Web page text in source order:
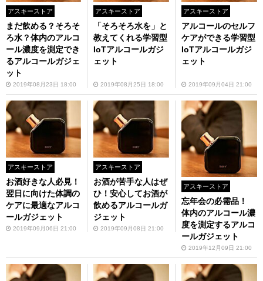
アスキーストア
まだ飲める？そろそ
ろ水？体内のアルコ
ール濃度を測定でき
るアルコールガジェ
ット
2019年08月23日 18:00
アスキーストア
「そろそろ水を」と
教えてくれる学習型
IoTアルコールガジ
ェット
2019年08月25日 18:00
アスキーストア
アルコールのセルフ
ケアができる学習型
IoTアルコールガジ
ェット
2019年09月04日 21:00
アスキーストア
お酒好きな人必見！
翌日に向けた体調の
ケアに最適なアルコ
ールガジェット
2019年09月06日 21:00
アスキーストア
お酒が苦手な人はぜ
ひ！安心してお酒が
飲めるアルコールガ
ジェット
2019年09月08日 21:00
アスキーストア
忘年会の必需品！
体内のアルコール濃
度を測定するアルコ
ールガジェット
2019年12月09日 21:00